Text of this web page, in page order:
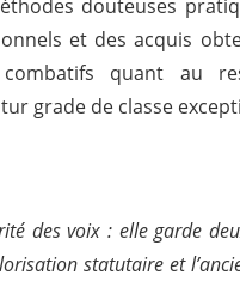
douteuses
et des acquis
quant au
grade de classe
des voix : elle garde
statutaire et